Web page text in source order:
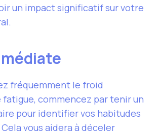
un impact significatif sur votre
fréquemment le froid
fatigue, commencez par tenir un
pour identifier vos habitudes
vous aidera à déceler